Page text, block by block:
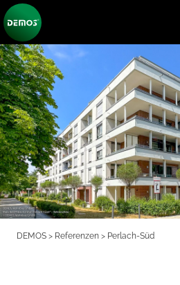
DEMOS > Referenzen > Perlach-Süd